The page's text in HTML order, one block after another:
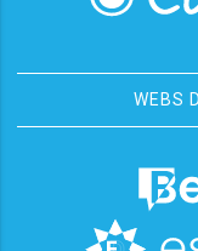
WEBS